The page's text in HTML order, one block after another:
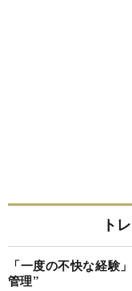
ト
「一度の不快な経
管理”